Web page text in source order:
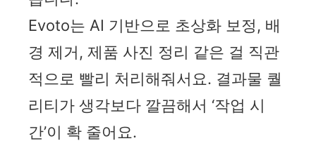
Evoto는 AI 기반으로 초상화 보정, 배
경 제거, 제품 사진 정리 같은 걸 직관
적으로 빨리 처리해줘서요. 결과물 퀄
리티가 생각보다 깔끔해서 ‘작업 시
간’이 확 줄어요.